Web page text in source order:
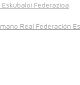
Eskubaloi Federazioa
Real Federación